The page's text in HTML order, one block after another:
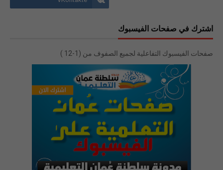
اشترك في صفحات الفيسبوك
صفحات الفيسبوك التفاعلية لجميع الصفوف من (1-12 )